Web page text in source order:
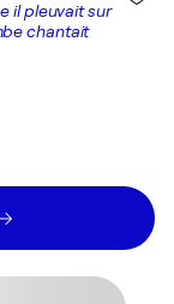
il pleuvait sur
chantait